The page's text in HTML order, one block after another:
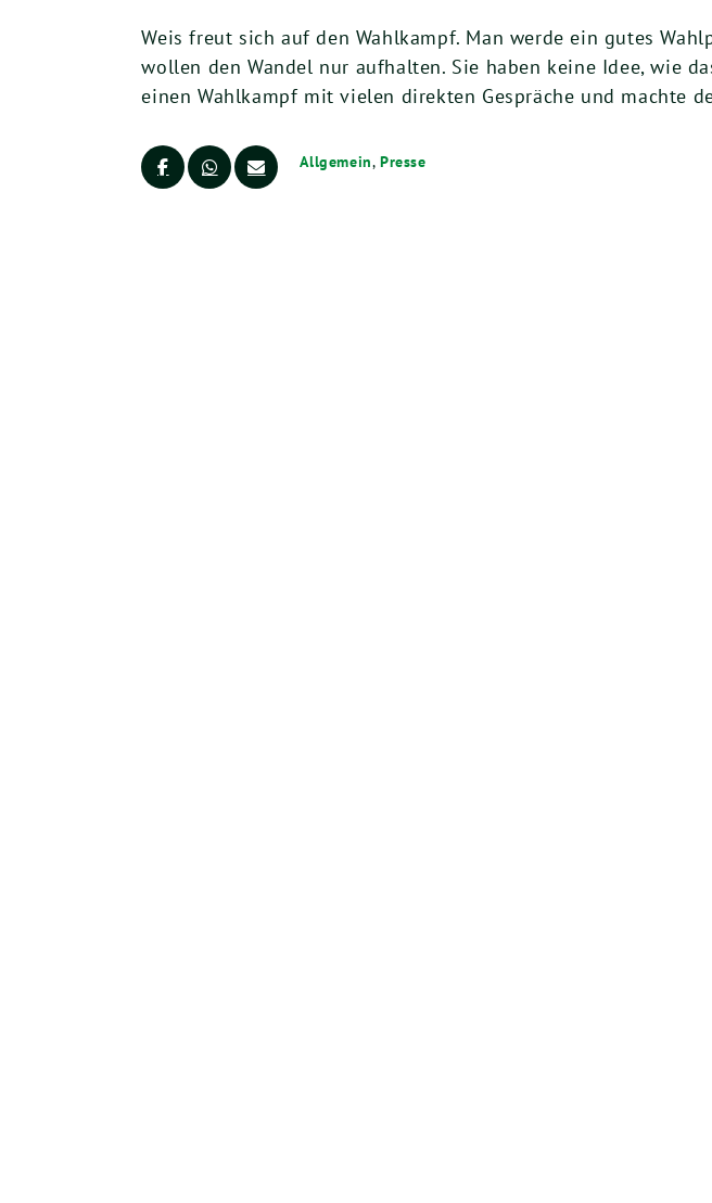
Weis freut sich auf den Wahlkampf. Man werde ein gutes
wollen den Wandel nur aufhalten. Sie haben keine Idee, wie
einen Wahlkampf mit vielen direkten Gespräche und machte
Allgemein, Presse